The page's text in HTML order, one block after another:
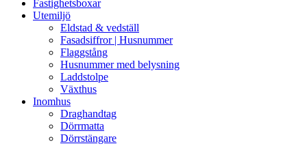
Fastighetsboxar
Utemiljö
Eldstad & vedställ
Fasadsiffror | Husnummer
Flaggstång
Husnummer med belysning
Laddstolpe
Växthus
Inomhus
Draghandtag
Dörrmatta
Dörrstängare